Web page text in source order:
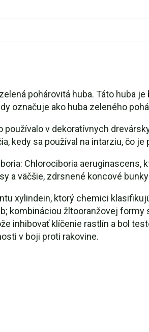
pohárovitá huba. Táto huba
označuje ako huba zeleného
v dekoratívnych
kedy sa používal na intarziu, čo
Chlorociboria aeruginascens,
a väčšie, zdrsnené koncové
xylindein, ktorý chemici
kombináciou žltooranžovej
inhibovať klíčenie rastlín a bol
v boji proti rakovine.